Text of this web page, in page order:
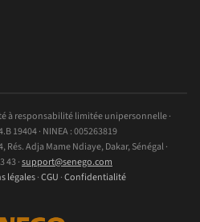
à responsabilité limitée unipersonnelle ·
19404 · NINEA : 005263819
Adja Mame Ndiaye, Dakar, Sénégal ·
43 ·support@senego.com
légales·CGU ·Confidentialité